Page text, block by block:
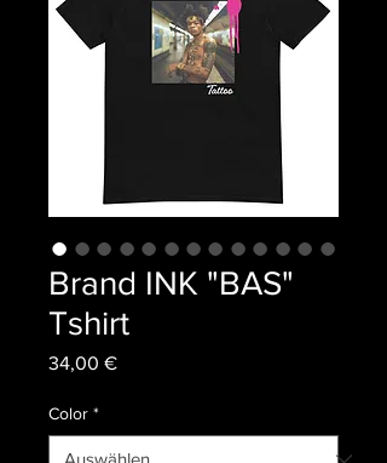
Brand INK "BAS"
Tshirt
34,00 €Preis
Color *